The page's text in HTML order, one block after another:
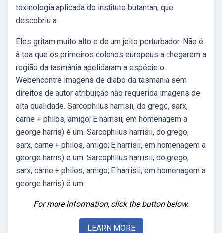
toxinologia aplicada do instituto butantan, que
descobriu a.
Eles gritam muito alto e de um jeito perturbador. Não é
à toa que os primeiros colonos europeus a chegarem a
região da tasmânia apelidaram a espécie o.
Webencontre imagens de diabo da tasmania sem
direitos de autor atribuição não requerida imagens de
alta qualidade. Sarcophilus harrisii, do grego, sarx,
carne + philos, amigo; E harrisii, em homenagem a
george harris) é um. Sarcophilus harrisii, do grego,
sarx, carne + philos, amigo; E harrisii, em homenagem a
george harris) é um. Sarcophilus harrisii, do grego,
sarx, carne + philos, amigo; E harrisii, em homenagem a
george harris) é um.
For more information, click the button below.
LEARN MORE